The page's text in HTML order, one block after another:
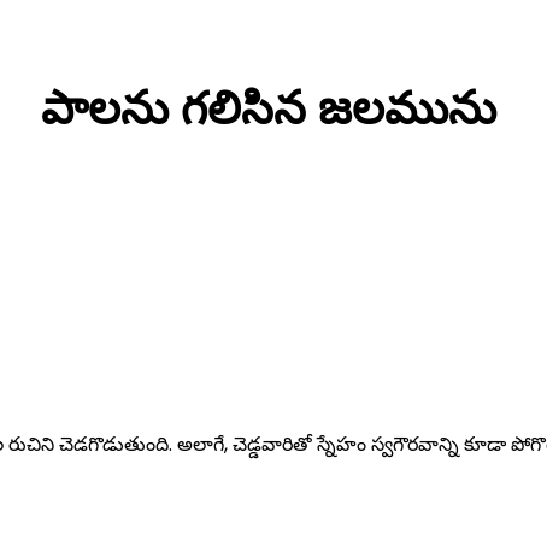
పాలను గలిసిన జలమును
చెడగొడుతుంది. అలాగే, చెడ్డవారితో స్నేహం స్వగౌరవాన్ని కూడా